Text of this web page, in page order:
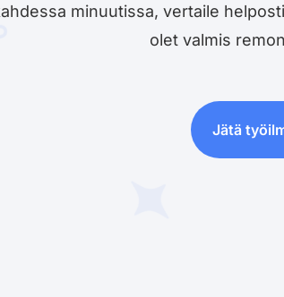
minuutissa, vertaile
olet valmis
Jätä